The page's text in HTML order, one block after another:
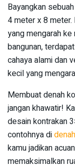
Bayangkan
4 meter x 8 meter.
yang mengarah ke
bangunan,
cahaya alami dan
kecil yang
Membuat denah
jangan khawatir!
desain kontrakan
contohnya di
kamu jadikan
memaksimalkan